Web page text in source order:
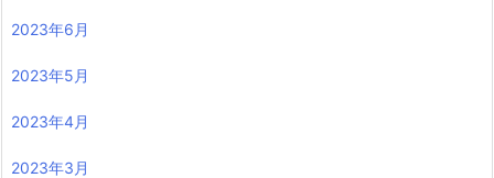
2023年6月
2023年5月
2023年4月
2023年3月